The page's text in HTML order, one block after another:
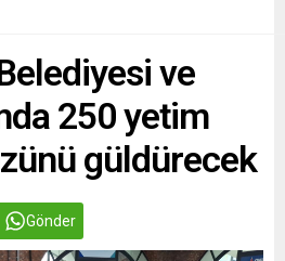
ve
250 yetim
güldürecek
Gönder